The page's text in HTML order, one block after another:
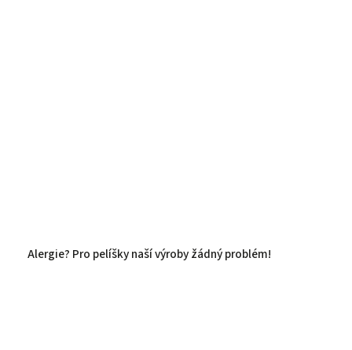
Alergie? Pro pelíšky naší výroby žádný problém!